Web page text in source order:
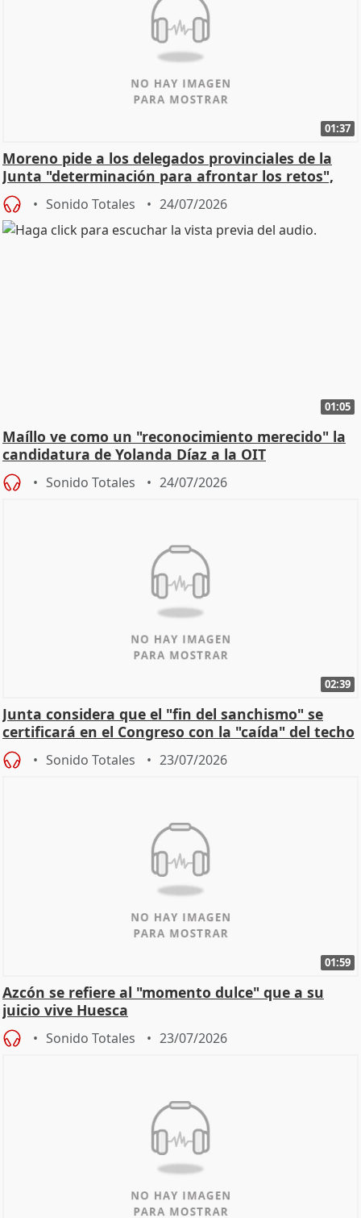
01:37
Moreno pide a los delegados provinciales de la
Junta "determinación para afrontar los retos",
diálog
Sonido Totales 24/07/2026
01:05
Maíllo ve como un "reconocimiento merecido" la
candidatura de Yolanda Díaz a la OIT
Sonido Totales 24/07/2026
02:39
Junta considera que el "fin del sanchismo" se
certificará en el Congreso con la "caída" del techo
de
Sonido Totales 23/07/2026
01:59
Azcón se refiere al "momento dulce" que a su
juicio vive Huesca
Sonido Totales 23/07/2026